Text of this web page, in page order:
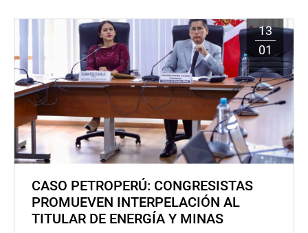
13
01
CASO PETROPERÚ: CONGRESISTAS
PROMUEVEN INTERPELACIÓN AL
TITULAR DE ENERGÍA Y MINAS